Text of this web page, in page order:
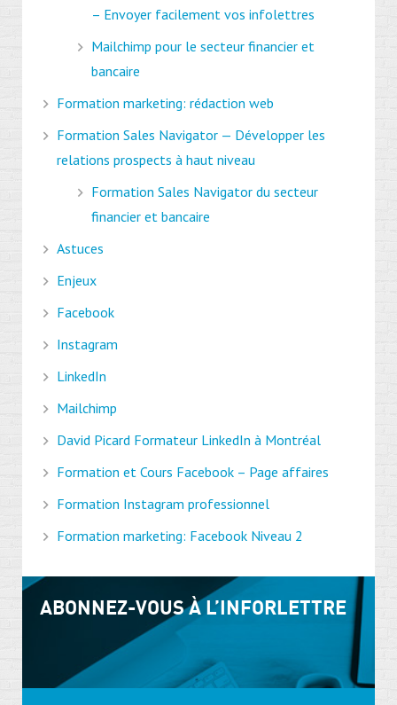
– Envoyer facilement vos infolettres
Mailchimp pour le secteur financier et
bancaire
Formation marketing: rédaction web
Formation Sales Navigator — Développer les
relations prospects à haut niveau
Formation Sales Navigator du secteur
financier et bancaire
Astuces
Enjeux
Facebook
Instagram
LinkedIn
Mailchimp
David Picard Formateur LinkedIn à Montréal
Formation et Cours Facebook – Page affaires
Formation Instagram professionnel
Formation marketing: Facebook Niveau 2
ABONNEZ-VOUS À L’INFORLETTRE